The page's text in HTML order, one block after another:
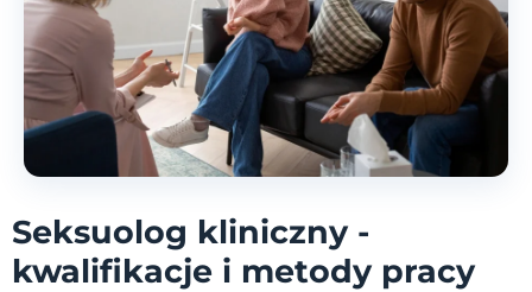
Seksuolog kliniczny -
kwalifikacje i metody pracy